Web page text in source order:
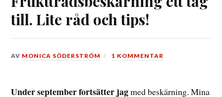
till. Lite råd och tips!
DEN
2018
AV MONICA SÖDERSTRÖM 1 KOMMENTAR
Under september fortsätter jagmed beskärning. Mina